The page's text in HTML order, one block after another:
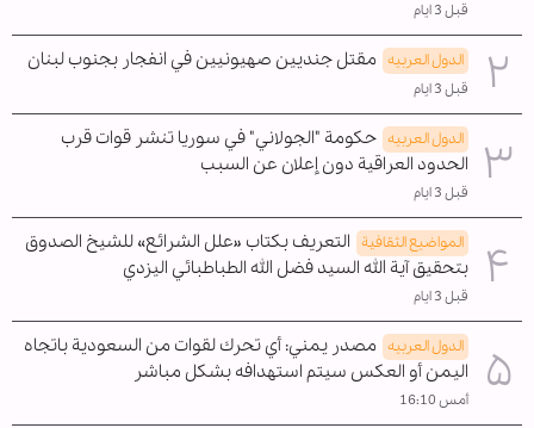
قبل 3 ايام
الدول العربیه مقتل جنديين صهيونيين في انفجار بجنوب لبنان
قبل 3 ايام
الدول العربیه حكومة "الجولاني" في سوريا تنشر قوات قرب
الحدود العراقية دون إعلان عن السبب
قبل 3 ايام
المواضیع الثقافية التعريف بكتاب «علل الشرائع» للشيخ الصدوق
بتحقيق آية الله السيد فضل الله الطباطبائي اليزدي
قبل 3 ايام
الدول العربیه مصدر يمني: أي تحرك لقوات من السعودية باتجاه
اليمن أو العكس سيتم استهدافه بشكل مباشر
أمس 16:10